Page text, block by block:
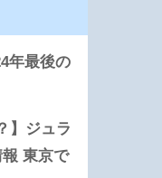
年最後の
】ジュラ
東京で